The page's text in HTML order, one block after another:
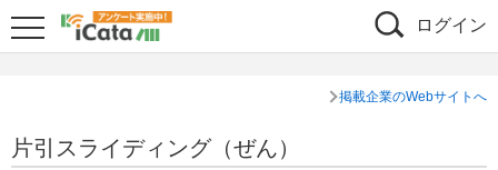
ログイン
掲載企業のWebサイトへ
片引スライディング（ぜん）